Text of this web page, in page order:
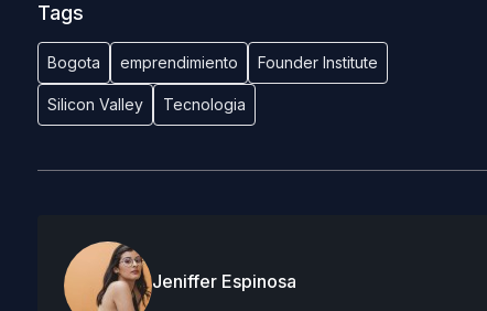
Tags
Bogota emprendimiento Founder Institute
Silicon Valley Tecnologia
Jeniffer Espinosa